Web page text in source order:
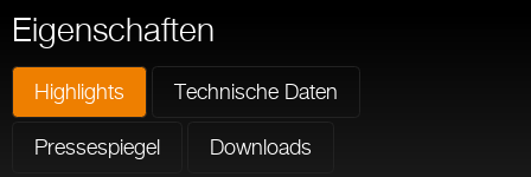
Eigenschaften
Highlights Technische Daten
Pressespiegel Downloads